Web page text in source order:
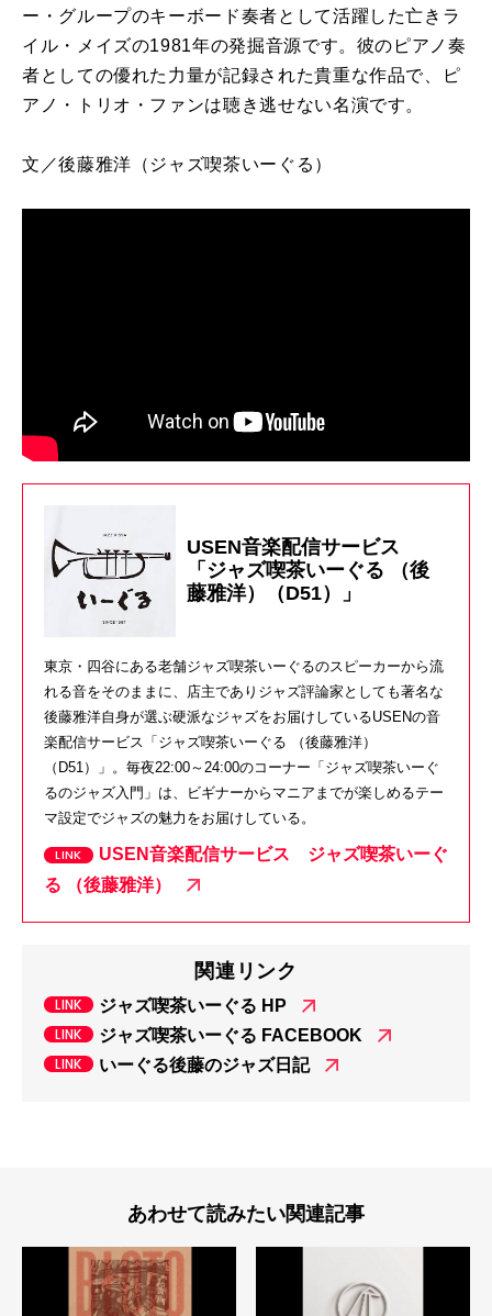
ー・グループのキーボード奏者として活躍した亡きラ
イル・メイズの1981年の発掘音源です。彼のピアノ奏
者としての優れた力量が記録された貴重な作品で、ピ
アノ・トリオ・ファンは聴き逃せない名演です。
文／後藤雅洋 （ジャズ喫茶いーぐる）
USEN音楽配信サービス
「ジャズ喫茶いーぐる （後
藤雅洋）（D51）」
東京・四谷にある老舗ジャズ喫茶いーぐるのスピーカーから流
れる音をそのままに、店主でありジャズ評論家としても著名な
後藤雅洋自身が選ぶ硬派なジャズをお届けしているUSENの音
楽配信サービス「ジャズ喫茶いーぐる （後藤雅洋）
（D51）」。毎夜22:00～24:00のコーナー「ジャズ喫茶いーぐ
るのジャズ入門」は、ビギナーからマニアまでが楽しめるテー
マ設定でジャズの魅力をお届けしている。
USEN音楽配信サービス ジャズ喫茶いーぐ
る （後藤雅洋）
関連リンク
ジャズ喫茶いーぐる HP
ジャズ喫茶いーぐる FACEBOOK
いーぐる後藤のジャズ日記
あわせて読みたい関連記事